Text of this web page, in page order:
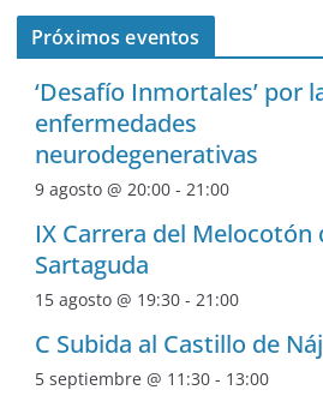
Próximos eventos
‘Desafío Inmortales’ por
enfermedades
neurodegenerativas
9 agosto @ 20:00 - 21:00
IX Carrera del Melocotón
Sartaguda
15 agosto @ 19:30 - 21:00
C Subida al Castillo de
5 septiembre @ 11:30 - 13:00